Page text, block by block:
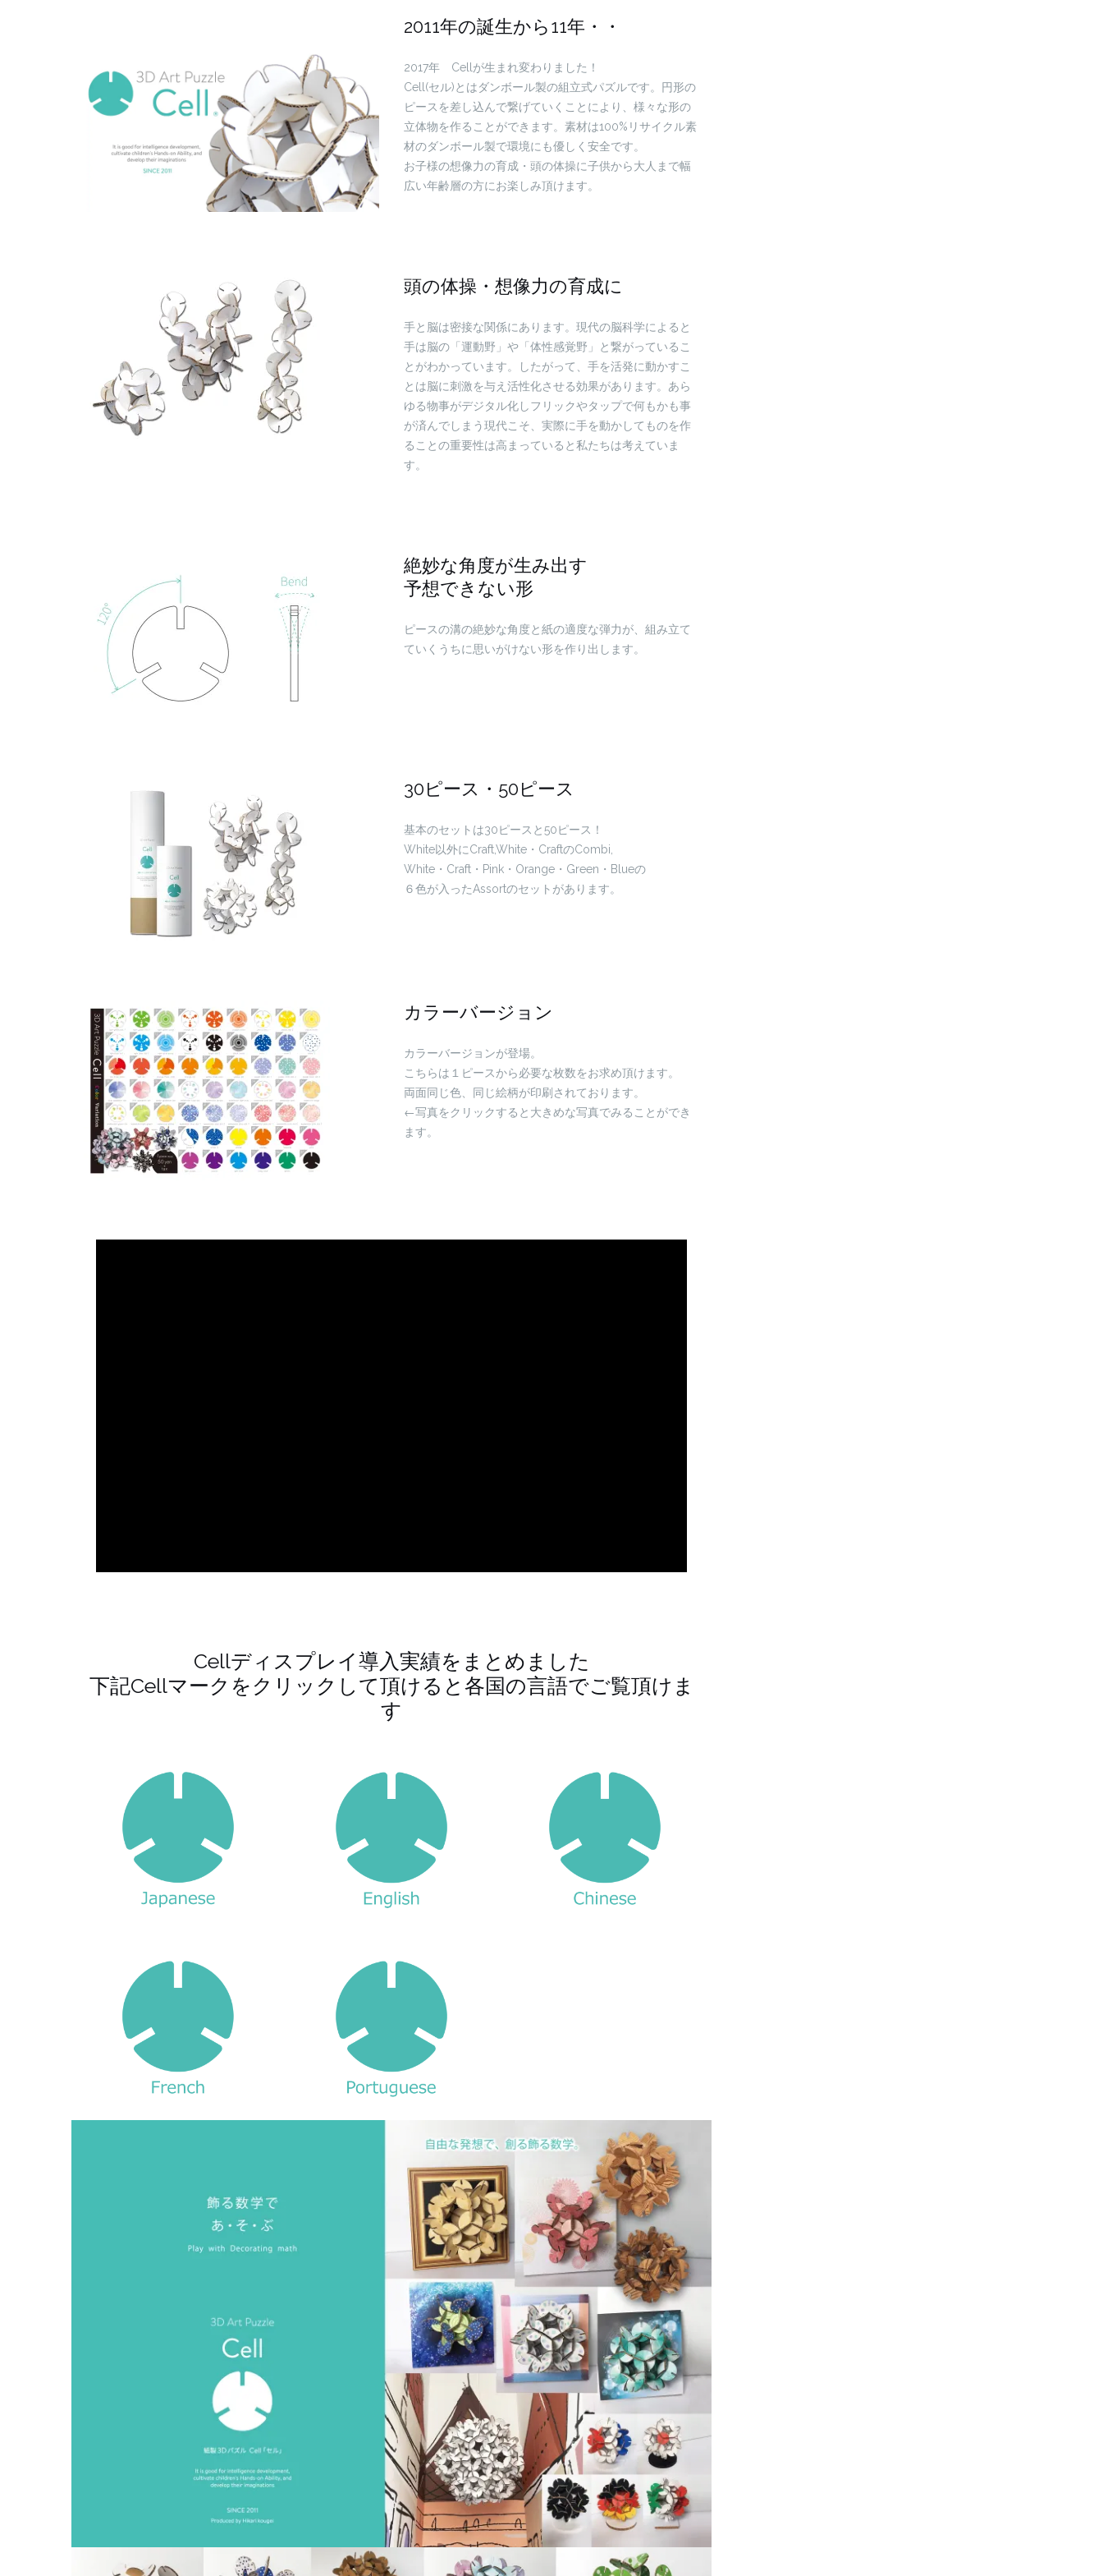
2011年の誕生から11年・・
2017年 Cellが生まれ変わりました！
Cell(セル)とはダンボール製の組立式パズルです。円形の
ピースを差し込んで繋げていくことにより、様々な形の
立体物を作ることができます。素材は100%リサイクル素
材のダンボール製で環境にも優しく安全です。
お子様の想像力の育成・頭の体操に子供から大人まで幅
広い年齢層の方にお楽しみ頂けます。
頭の体操・想像力の育成に
手と脳は密接な関係にあります。現代の脳科学によると
手は脳の「運動野」や「体性感覚野」と繋がっているこ
とがわかっています。したがって、手を活発に動かすこ
とは脳に刺激を与え活性化させる効果があります。あら
ゆる物事がデジタル化しフリックやタップで何もかも事
が済んでしまう現代こそ、実際に手を動かしてものを作
ることの重要性は高まっていると私たちは考えていま
す。
絶妙な角度が生み出す
予想できない形
ピースの溝の絶妙な角度と紙の適度な弾力が、組み立て
ていくうちに思いがけない形を作り出します。
30ピース・50ピース
基本のセットは30ピースと50ピース！
White以外にCraft,White・CraftのCombi,
White・Craft・Pink・Orange・Green・Blueの
６色が入ったAssortのセットがあります。
カラーバージョン
カラーバージョンが登場。
こちらは１ピースから必要な枚数をお求め頂けます。
両面同じ色、同じ絵柄が印刷されております。
←写真をクリックすると大きめな写真でみることができ
ます。
Cellディスプレイ導入実績をまとめました
下記Cellマークをクリックして頂けると各国の言語でご覧頂けま
す